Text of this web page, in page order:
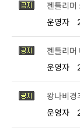
젠틀리머
운영자
젠틀리머
운영자
왕나비경
운영자